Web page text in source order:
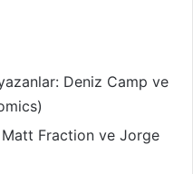
Deniz Camp ve
Fraction ve Jorge